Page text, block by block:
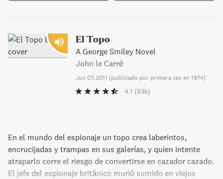
El Topo
A George Smiley Novel
John le Carré
Jun 07, 2011 (publicado por primera vez en 1974)
4.1 (93k)
En el mundo del espionaje un topo crea laberintos,
encrucijadas y trampas en sus galerías, y quien intente
atraparlo corre el riesgo de convertirse en cazador cazado.
El jefe del espionaje británico murió sumido en viejos